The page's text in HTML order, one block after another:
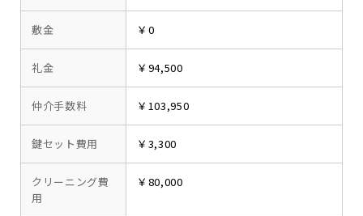
敷金 ￥0
礼金 ￥94,500
仲介手数料 ￥103,950
鍵セット費用 ￥3,300
クリーニング費
用
￥80,000